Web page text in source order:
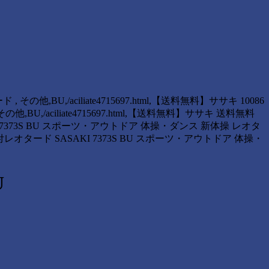
, その他,BU,/aciliate4715697.html,【送料無料】ササキ 10086
他,BU,/aciliate4715697.html,【送料無料】ササキ 送料無料
BU スポーツ・アウトドア 体操・ダンス 新体操 レオタ
オタード SASAKI 7373S BU スポーツ・アウトドア 体操・